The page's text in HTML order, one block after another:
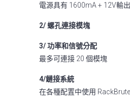
電源具有 1600mA + 12V輸
2/ 螺孔連接模塊
3/ 功率和信號分配
最多可連接 20 個模塊
4/鏈接系統
在各種配置中使用 RackBrute